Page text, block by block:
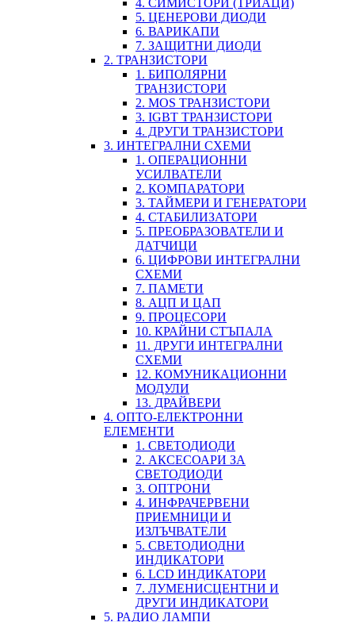
5. ЦЕНЕРОВИ ДИОДИ
6. ВАРИКАПИ
7. ЗАЩИТНИ ДИОДИ
2. ТРАНЗИСТОРИ
1. БИПОЛЯРНИ
ТРАНЗИСТОРИ
2. MOS ТРАНЗИСТОРИ
3. IGBT ТРАНЗИСТОРИ
4. ДРУГИ ТРАНЗИСТОРИ
3. ИНТЕГРАЛНИ СХЕМИ
1. ОПЕРАЦИОННИ
УСИЛВАТЕЛИ
2. КОМПАРАТОРИ
3. ТАЙМЕРИ И ГЕНЕРАТОРИ
4. СТАБИЛИЗАТОРИ
5. ПРЕОБРАЗОВАТЕЛИ И
ДАТЧИЦИ
6. ЦИФРОВИ ИНТЕГРАЛНИ
СХЕМИ
7. ПАМЕТИ
8. АЦП И ЦАП
9. ПРОЦЕСОРИ
10. КРАЙНИ СТЪПАЛА
11. ДРУГИ ИНТЕГРАЛНИ
СХЕМИ
12. КОМУНИКАЦИОННИ
МОДУЛИ
13. ДРАЙВЕРИ
4. ОПТО-ЕЛЕКТРОННИ
ЕЛЕМЕНТИ
1. СВЕТОДИОДИ
2. АКСЕСОАРИ ЗА
СВЕТОДИОДИ
3. ОПТРОНИ
4. ИНФРАЧЕРВЕНИ
ПРИЕМНИЦИ И
ИЗЛЪЧВАТЕЛИ
5. СВЕТОДИОДНИ
ИНДИКАТОРИ
6. LCD ИНДИКАТОРИ
7. ЛУМЕНИСЦЕНТНИ И
ДРУГИ ИНДИКАТОРИ
5. РАДИО ЛАМПИ